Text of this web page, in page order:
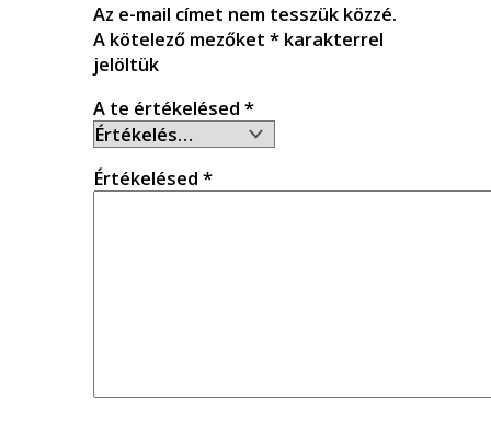
Az e-mail címet nem tesszük közzé.
A kötelező mezőket *karakterrel
jelöltük
A te értékelésed *
Értékelésed *